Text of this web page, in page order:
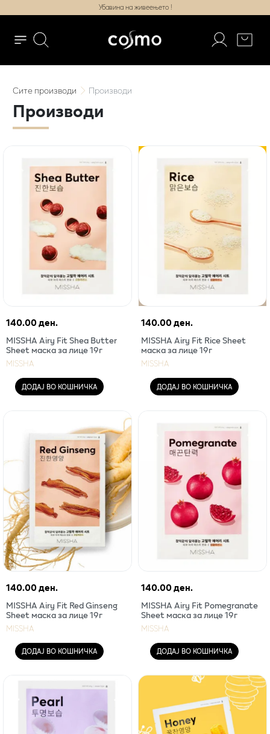
Убавина на живеењето !
Ситепроизводи Производи
Производи
140.00 ден.
MISSHA Airy Fit Shea Butter
Sheet маска за лице 19г
MISSHA
ДОДАЈ ВО КОШНИЧКА
140.00 ден.
MISSHA Airy Fit Rice Sheet
маска за лице 19г
MISSHA
ДОДАЈ ВО КОШНИЧКА
140.00 ден.
MISSHA Airy Fit Red Ginseng
Sheet маска за лице 19г
MISSHA
ДОДАЈ ВО КОШНИЧКА
140.00 ден.
MISSHA Airy Fit Pomegranate
Sheet маска за лице 19г
MISSHA
ДОДАЈ ВО КОШНИЧКА